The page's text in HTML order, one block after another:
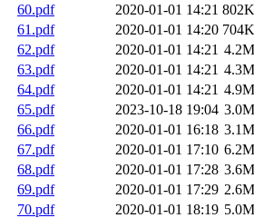
60.pdf
2020-01-01 14:21 802K
61.pdf
2020-01-01 14:20 704K
62.pdf
2020-01-01 14:21 4.2M
63.pdf
2020-01-01 14:21 4.3M
64.pdf
2020-01-01 14:21 4.9M
65.pdf
2023-10-18 19:04 3.0M
66.pdf
2020-01-01 16:18 3.1M
67.pdf
2020-01-01 17:10 6.2M
68.pdf
2020-01-01 17:28 3.6M
69.pdf
2020-01-01 17:29 2.6M
70.pdf
2020-01-01 18:19 5.0M